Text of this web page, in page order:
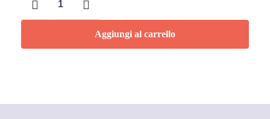
alimenti
Aggiungi al carrello